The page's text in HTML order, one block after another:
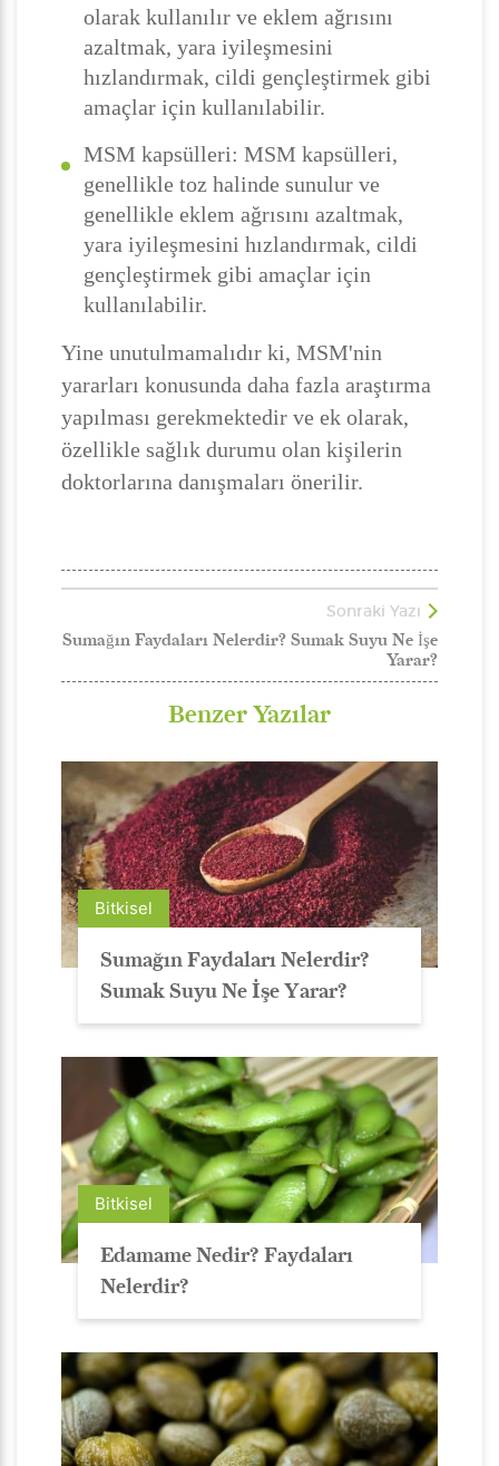
olarak kullanılır ve eklem ağrısını
azaltmak, yara iyileşmesini
hızlandırmak, cildi gençleştirmek gibi
amaçlar için kullanılabilir.
MSM kapsülleri: MSM kapsülleri,
genellikle toz halinde sunulur ve
genellikle eklem ağrısını azaltmak,
yara iyileşmesini hızlandırmak, cildi
gençleştirmek gibi amaçlar için
kullanılabilir.
Yine unutulmamalıdır ki, MSM'nin
yararları konusunda daha fazla araştırma
yapılması gerekmektedir ve ek olarak,
özellikle sağlık durumu olan kişilerin
doktorlarına danışmaları önerilir.
Sonraki Yazı
Sumağın Faydaları Nelerdir? Sumak Suyu Ne İşe
Yarar?
Benzer Yazılar
Bitkisel
Sumağın Faydaları Nelerdir?
Sumak Suyu Ne İşe Yarar?
Bitkisel
Edamame Nedir? Faydaları
Nelerdir?